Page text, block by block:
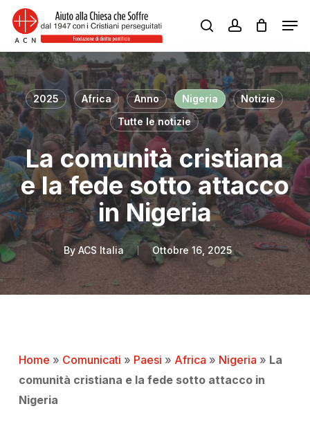
Skip
main
content
searchaccount
2025 Africa Anno Nigeria
Notizie
Tutte le notizie
La comunità cristiana
e la fede sotto attacco
in Nigeria
By ACS Italia Ottobre 16, 2025
Home » Comunicati » Paesi » Africa » Nigeria » La
comunità cristiana e la fede sotto attacco in
Nigeria
Menu